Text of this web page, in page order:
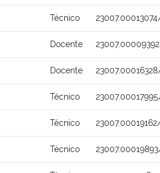
Técnico
Docente
Docente
Técnico
Técnico
Técnico